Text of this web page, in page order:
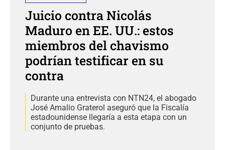
Juicio contra Nicolás
Maduro en EE. UU.: estos
miembros del chavismo
podrían testificar en su
contra
Durante una entrevista con NTN24, el abogado
José Amalio Graterol aseguró que la Fiscalía
estadounidense llegaría a esta etapa con un
conjunto de pruebas.